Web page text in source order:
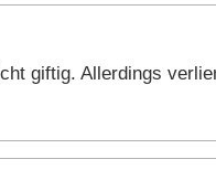
giftig. Allerdings